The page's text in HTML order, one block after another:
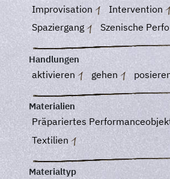
Improvisation Intervention
Spaziergang
Szenische
Handlungen
aktivieren gehen
Materialien
Präpariertes
Textilien
Materialtyp